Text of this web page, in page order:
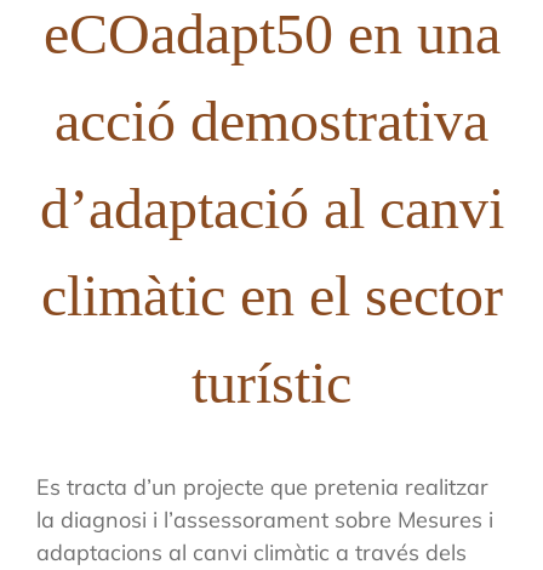
eCOadapt50 en una
acció demostrativa
d’adaptació al canvi
climàtic en el sector
turístic
Es tracta d’un projecte que pretenia realitzar
la diagnosi i l’assessorament sobre Mesures i
adaptacions al canvi climàtic a través dels